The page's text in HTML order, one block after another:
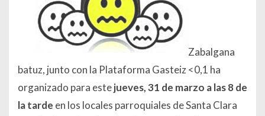
Zabalgana
batuz, junto con la Plataforma Gasteiz <0,1 ha
organizado para estejueves, 31 de marzo a las 8 de
la tarde en los locales parroquiales de Santa Clara